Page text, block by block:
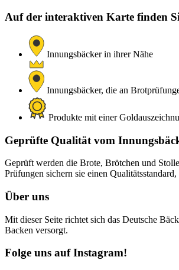
Auf der interaktiven Karte finden
Innungsbäcker in ihrer Nähe
Innungsbäcker, die an
Produkte mit einer
Geprüfte Qualität vom
Geprüft werden die Brote, Brötchen und
Prüfungen sichern sie einen
Über uns
Mit dieser Seite richtet sich das Deutsche
Backen versorgt.
Folge uns auf Instagram!